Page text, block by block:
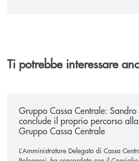
Ti potrebbe interessare
Gruppo Cassa Centrale: Sandro
conclude il proprio percorso
Gruppo Cassa Centrale
L’Amministratore Delegato di Cassa